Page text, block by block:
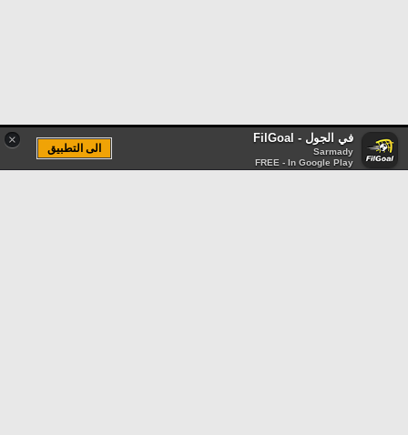
× في الجول - FilGoal
Sarmady
FREE - In Google Play
الى التطبيق